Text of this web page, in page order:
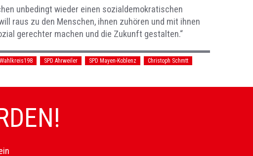
unbedingt wieder einen sozialdemokratischen
raus zu den Menschen, ihnen zuhören und mit ihnen
gerechter machen und die Zukunft gestalten.“
Wahlkreis198 SPD Ahrweiler SPD Mayen-Koblenz Christoph Schmtt